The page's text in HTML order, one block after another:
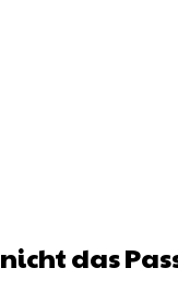
das